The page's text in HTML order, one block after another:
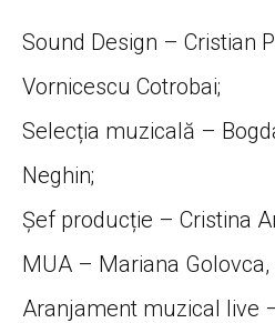
Sound Design – Cristian
Vornicescu Cotrobai;
Selecția muzicală –
Neghin;
Șef producție – Cristina
MUA – Mariana
Aranjament muzical live